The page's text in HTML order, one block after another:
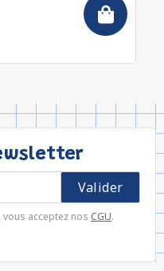
vous acceptez nos CGU.